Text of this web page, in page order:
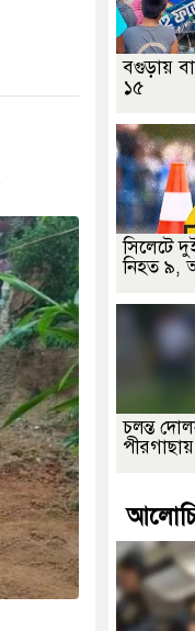
বগুড়ায়
১৫
সিলেটে
নিহত ৯,
চলন্ত